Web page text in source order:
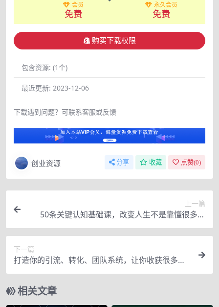
会员
免费
永久会员
免费
购买下载权限
包含资源: (1个)
最近更新: 2023-12-06
下载遇到问题？可联系客服或反馈
创业资源 分享 收藏 点赞(0)
上一篇
50条关键认知基础课，改变人生不是靠懂很多道
理，而是关键认知
下一篇
打造你的引流、转化、团队系统，让你收获很多引
爆流量、翻倍业绩的“杀手锏”
相关文章